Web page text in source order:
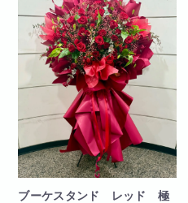
ブーケスタンド レッド 極